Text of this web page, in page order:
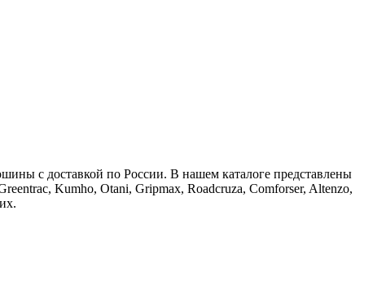
с доставкой по России. В нашем каталоге представлены
Kumho, Otani, Gripmax, Roadcruza, Comforser, Altenzo,